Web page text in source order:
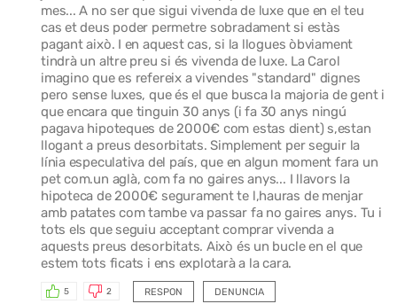
mes... A no ser que sigui vivenda de luxe que en el teu
cas et deus poder permetre sobradament si estàs
pagant això. I en aquest cas, si la llogues òbviament
tindrà un altre preu si és vivenda de luxe. La Carol
imagino que es refereix a vivendes "standard" dignes
pero sense luxes, que és el que busca la majoria de gent i
que encara que tinguin 30 anys (i fa 30 anys ningú
pagava hipoteques de 2000€ com estas dient) s,estan
llogant a preus desorbitats. Simplement per seguir la
línia especulativa del país, que en algun moment fara un
pet com.un aglà, com fa no gaires anys... I llavors la
hipoteca de 2000€ segurament te l,hauras de menjar
amb patates com tambe va passar fa no gaires anys. Tu i
tots els que seguiu acceptant comprar vivenda a
aquests preus desorbitats. Això és un bucle en el que
estem tots ficats i ens explotarà a la cara.
RESPON
5 2 DENUNCIA